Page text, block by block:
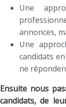
Une
annonces,
Une
candidats
ne
Ensuite nous
candidats, de